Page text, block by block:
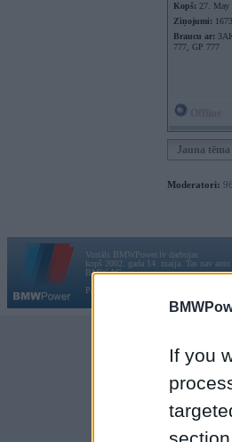
If you
Kopš: 27. May
Ziņojumi: 1673
Braucu ar:
777, GP 777
Jauna tēma
Moderatori:
Vortāls BMWPower.lv darbojas
kopš 2002. gada 14. maija. Tas nav
BMW AG.
Par BMWPower